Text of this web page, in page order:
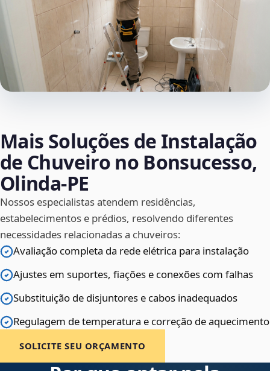
Mais Soluções de Instalação
de Chuveiro no Bonsucesso,
Olinda‑PE
Nossos especialistas atendem residências,
estabelecimentos e prédios, resolvendo diferentes
necessidades relacionadas a chuveiros:
Avaliação completa da rede elétrica para instalação
Ajustes em suportes, fiações e conexões com falhas
Substituição de disjuntores e cabos inadequados
Regulagem de temperatura e correção de aquecimento
SOLICITE SEU ORÇAMENTO